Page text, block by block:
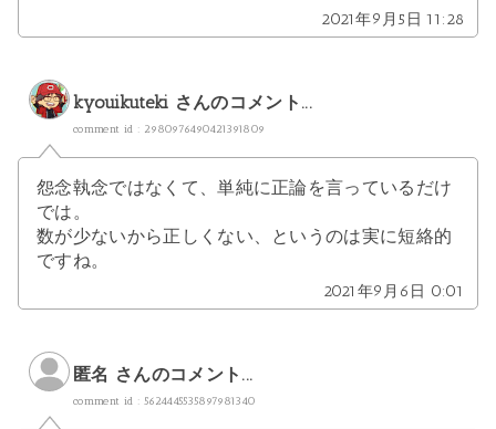
2021年9月5日 11:28
kyouikuteki さんのコメント...
comment id : 2980976490421391809
怨念執念ではなくて、単純に正論を言っているだけ
では。
数が少ないから正しくない、というのは実に短絡的
ですね。
2021年9月6日 0:01
匿名 さんのコメント...
comment id : 5624445535897981340